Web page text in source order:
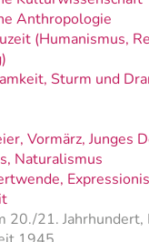
Anthropologie
(Humanismus,
Sturm und
Vormärz, Junges
Naturalismus
20./21.